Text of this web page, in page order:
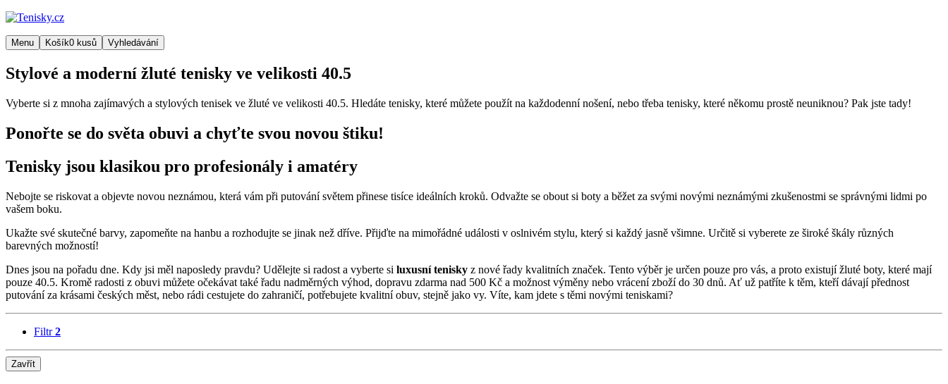
Menu Košík0 kusů Vyhledávání
Stylové a moderní žluté tenisky ve velikosti 40.5
Vyberte si z mnoha zajímavých a stylových tenisek ve žluté ve velikosti 40.5. Hledáte tenisky, které můžete použít na každodenní nošení, nebo třeba tenisky, které někomu prostě neuniknou? Pak jste tady!
Ponořte se do světa obuvi a chyťte svou novou štiku!
Tenisky jsou klasikou pro profesionály i amatéry
Nebojte se riskovat a objevte novou neznámou, která vám při putování světem přinese tisíce ideálních kroků. Odvažte se obout si boty a běžet za svými novými neznámými zkušenostmi se správnými lidmi po
vašem boku.
Ukažte své skutečné barvy, zapomeňte na hanbu a rozhodujte se jinak než dříve. Přijďte na mimořádné události v oslnivém stylu, který si každý jasně všimne. Určitě si vyberete ze široké škály různých
barevných možností!
Dnes jsou na pořadu dne. Kdy jsi měl naposledy pravdu? Udělejte si radost a vyberte si luxusní tenisky z nové řady kvalitních značek. Tento výběr je určen pouze pro vás, a proto existují žluté boty, které mají
pouze 40.5. Kromě radosti z obuvi můžete očekávat také řadu nadměrných výhod, dopravu zdarma nad 500 Kč a možnost výměny nebo vrácení zboží do 30 dnů. Ať už patříte k těm, kteří dávají přednost
putování za krásami českých měst, nebo rádi cestujete do zahraničí, potřebujete kvalitní obuv, stejně jako vy. Víte, kam jdete s těmi novými teniskami?
Filtr2
Zavřít